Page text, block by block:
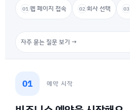
01 웹 페이지 접속 02 회사 선택 03
자주 묻는 질문 보기 →
01 예약 시작